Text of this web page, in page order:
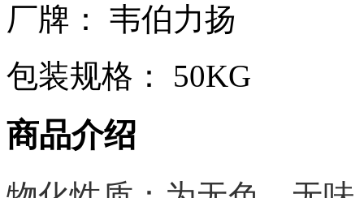
厂牌： 韦伯力扬
包装规格： 50KG
商品介绍